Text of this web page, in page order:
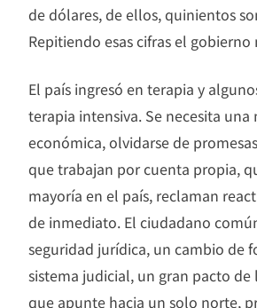
de dólares, de ellos, quinientos
Repitiendo esas cifras el gobierno
El país ingresó en terapia y
terapia intensiva. Se necesita una
económica, olvidarse de
que trabajan por cuenta propia,
mayoría en el país, reclaman
de inmediato. El ciudadano
seguridad jurídica, un cambio de
sistema judicial, un gran pacto de
que apunte hacia un solo norte,